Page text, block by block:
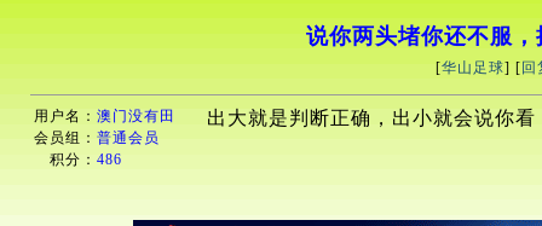
说你两头堵你还不服
[华山足球] [ 回
用户名： 澳门没有田
会员组： 普通会员
积分： 486
出大就是判断正确，出小就会说你